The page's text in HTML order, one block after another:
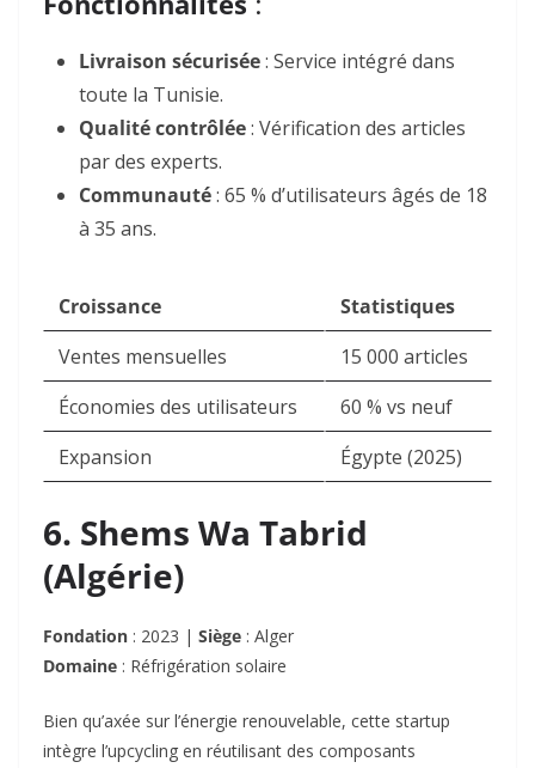
Livraison sécurisée: Service intégré dans
toute la Tunisie.
Qualité contrôlée: Vérification des articles
par des experts.
Communauté: 65 % d’utilisateurs âgés de 18
à 35 ans.
Croissance
Statistiques
Ventes mensuelles
15 000 articles
Économies des utilisateurs
60 % vs neuf
Expansion
Égypte (2025)
6. Shems Wa Tabrid
(Algérie)
Fondation : 2023 | Siège : Alger
Domaine : Réfrigération solaire
Bien qu’axée sur l’énergie renouvelable, cette startup
intègre l’upcycling en réutilisant des composants